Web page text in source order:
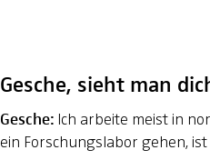
Gesche, sieht man
Gesche: Ich arbeite meist in
ein Forschungslabor gehen,